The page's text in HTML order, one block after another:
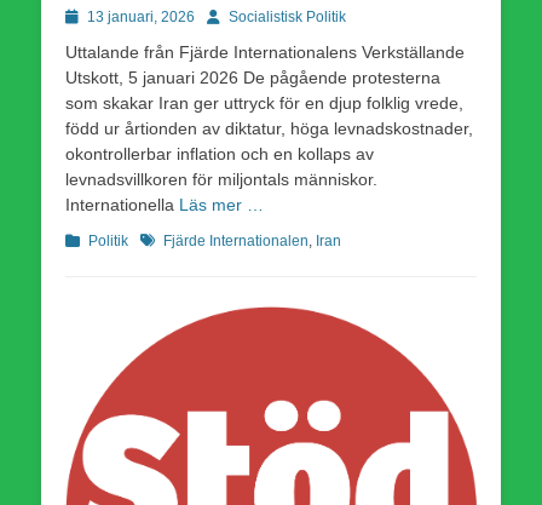
Publicerad
13 januari, 2026 Författare
Socialistisk Politik
Uttalande från Fjärde Internationalens Verkställande
Utskott, 5 januari 2026 De pågående protesterna
som skakar Iran ger uttryck för en djup folklig vrede,
född ur årtionden av diktatur, höga levnadskostnader,
okontrollerbar inflation och en kollaps av
levnadsvillkoren för miljontals människor.
Internationella Läs mer …
Kategorier
Politik EtiketterFjärde Internationalen Iran